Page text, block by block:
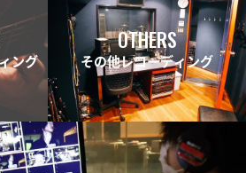
ング
OTHERS
その他レコーディング